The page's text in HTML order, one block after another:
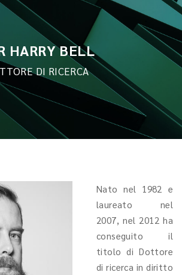
HARRY BELL
DI RICERCA
Nato nel 1982 e
laureato nel
2007, nel 2012 ha
conseguito il
titolo di Dottore
di ricerca in diritto